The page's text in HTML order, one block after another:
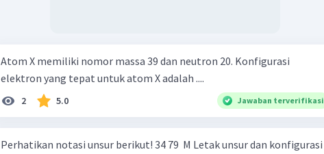
Atom X memiliki nomor massa 39 dan neutron 20. Konfigurasi
elektron yang tepat untuk atom X adalah ....
2 5.0 Jawaban terverifikasi
Perhatikan notasi unsur berikut! 34 79 ​ M Letak unsur dan konfigurasi